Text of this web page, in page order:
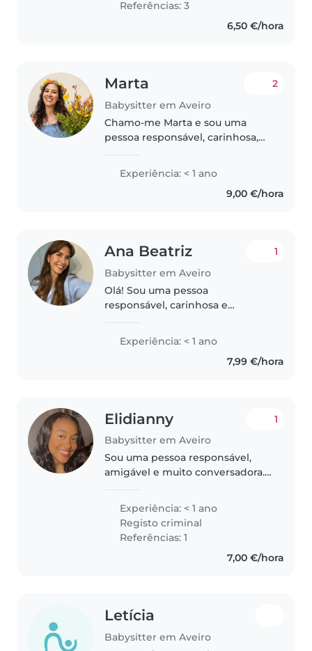
em casa, então tenho total
Referências: 3
6,50 €/hora
Marta
Babysitter em Aveiro
2
Chamo-me Marta e sou uma
pessoa responsável, carinhosa,
cuidar de crianças e de
proporcionar um ambiente
seguro, tranquilo e divertido.
Experiência: < 1 ano
9,00 €/hora
Ana Beatriz
Babysitter em Aveiro
1
Olá! Sou uma pessoa
responsável, carinhosa e
acompanhando e dinamizando
atividades com crianças, o que
Experiência: < 1 ano
7,99 €/hora
Elidianny
Babysitter em Aveiro
1
Sou uma pessoa responsável,
amigável e muito conversadora.
profissional em cuidar de
crianças, tenho conhecimentos
em áreas relacionadas, como
Experiência: < 1 ano
Registo criminal
Referências: 1
7,00 €/hora
Letícia
Babysitter em Aveiro